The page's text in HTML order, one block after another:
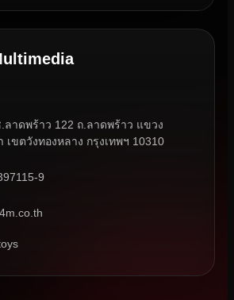
ลาดพร้าว 122 ถ.ลาดพร้าว แขวง
เขตวังทองหลาง กรุงเทพฯ 10310
9